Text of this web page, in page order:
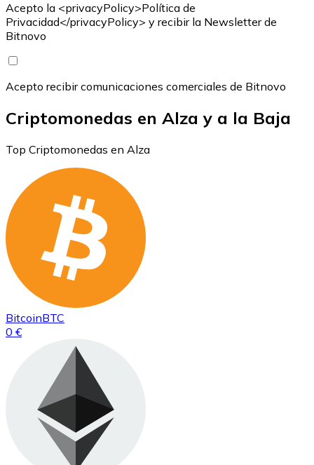
Acepto la <privacyPolicy>Política de
Privacidad</privacyPolicy> y recibir la Newsletter de
Bitnovo
Acepto recibir comunicaciones comerciales de Bitnovo
Criptomonedas en Alza y a la Baja
Top Criptomonedas en Alza
BitcoinBTC
0 €